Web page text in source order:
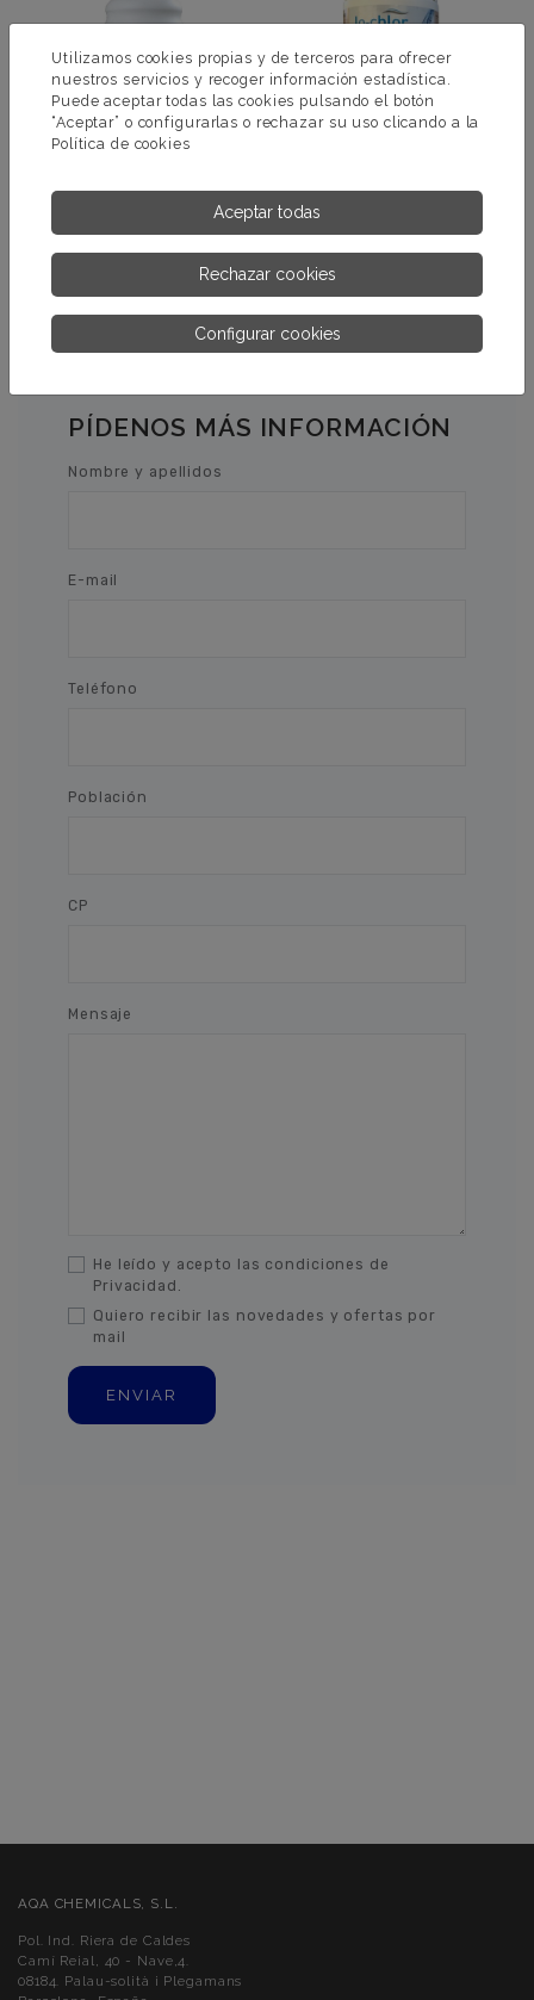
MÁS INFORMACIÓN MÁS INFORMACIÓN
PÍDENOS MÁS INFORMACIÓN
Nombre y apellidos
E-mail
Teléfono
Población
CP
Mensaje
He leído y acepto las condiciones de
Privacidad.
Quiero recibir las novedades y ofertas por
mail
AQA CHEMICALS, S.L.
Pol. Ind. Riera de Caldes
Camí Reial, 40 - Nave,4.
08184. Palau-solità i Plegamans
Utilizamos cookies propias y de terceros para ofrecer
nuestros servicios y recoger información estadística.
Puede aceptar todas las cookies pulsando el botón
“Aceptar” o configurarlas o rechazar su uso clicando a la
Política de cookies
Aceptar todas
Rechazar cookies
Configurar cookies